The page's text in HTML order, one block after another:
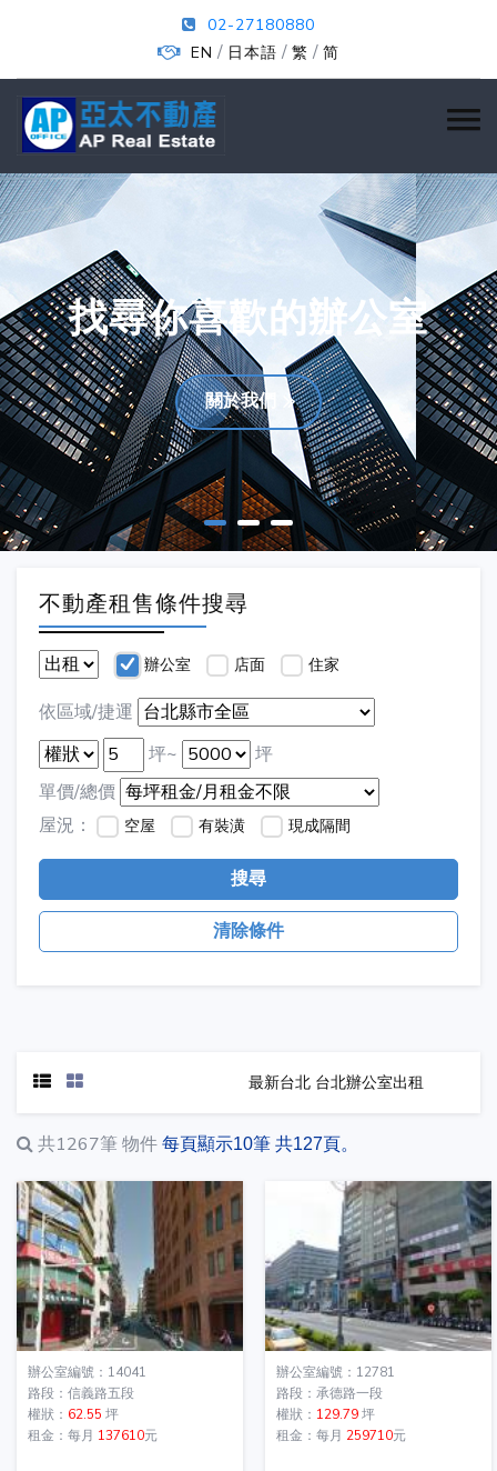
02-27180880
EN / 日本語 / 繁 / 简
找尋你喜歡的辦公室
關於我們
不動產租售條件搜尋
辦公室 店面 住家
依區域/捷運
坪~
坪
單價/總價
屋況：
空屋 有裝潢 現成隔間
搜尋
清除條件
最新台北 台北辦公室出租
共1267筆 物件 每頁顯示10筆 共127頁。
辦公室編號：14041
路段：信義路五段
權狀： 62.55 坪
租金：每月 137610元
辦公室編號：12781
路段：承德路一段
權狀： 129.79坪
租金：每月 259710元